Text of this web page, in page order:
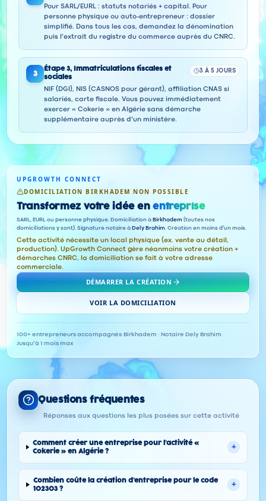
Pour SARL/EURL : statuts notariés + capital. Pour
personne physique ou auto-entrepreneur : dossier
simplifié. Dans tous les cas, demandez la dénomination
puis l'extrait du registre du commerce auprès du CNRC.
3
Étape 3,
Immatriculations fiscales et
sociales
3 À 5 JOURS
NIF (DGI), NIS (CASNOS pour gérant), affiliation CNAS si
salariés, carte fiscale. Vous pouvez immédiatement
exercer « Cokerie » en Algérie sans démarche
supplémentaire auprès d'un ministère.
UPGROWTH CONNECT
DOMICILIATION BIRKHADEM NON POSSIBLE
Transformez votre idée en entreprise
SARL, EURL ou personne physique. Domiciliation à Birkhadem (toutes nos
domiciliations y sont). Signature notaire à Dely Brahim . Création en moins d'un mois.
Cette activité nécessite un local physique (ex. vente au détail,
production). UpGrowth Connect gère néanmoins votre création +
démarches CNRC, la domiciliation se fait à votre adresse
commerciale.
DÉMARRER LA CRÉATION
VOIR LA DOMICILIATION
100+ entrepreneurs accompagnés·Birkhadem · Notaire Dely Brahim ·
Jusqu'à 1 mois max
Questions fréquentes
Réponses aux questions les plus posées sur cette activité
Comment créer une entreprise pour l'activité «
Cokerie » en Algérie ?
+
Combien coûte la création d'entreprise pour le code
102303 ?
+